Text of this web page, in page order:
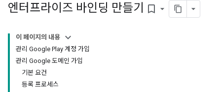
엔터프라이즈 바인딩 만들기 bookmark_border
이 페이지의 내용
관리 Google Play 계정 가입
관리 Google 도메인 가입
기본 요건
등록 프로세스